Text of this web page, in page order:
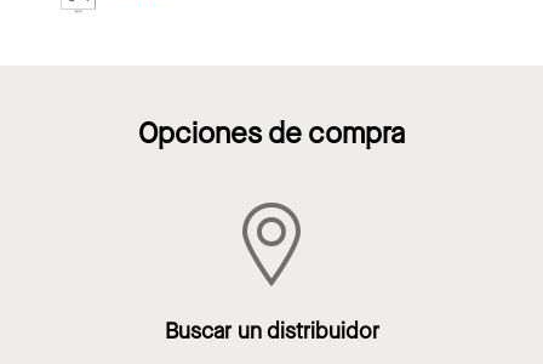
Opciones de compra
Buscar un distribuidor